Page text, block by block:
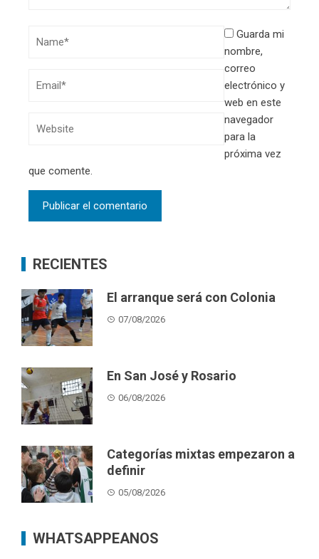
Guarda mi
nombre,
correo
electrónico y
web en este
navegador
para la
próxima vez
que comente.
RECIENTES
El arranque será con Colonia
07/08/2026
En San José y Rosario
06/08/2026
Categorías mixtas empezaron a
definir
05/08/2026
WHATSAPPEANOS